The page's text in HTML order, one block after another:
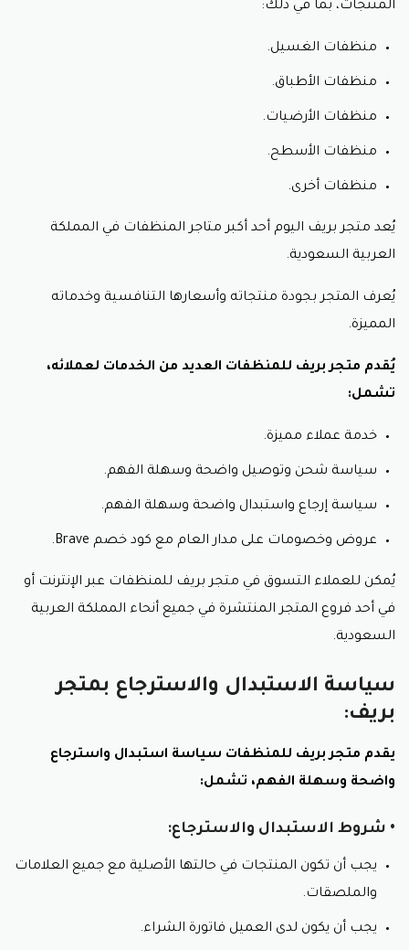
المنتجات، بما في ذلك:
منظفات الغسيل.
منظفات الأطباق.
منظفات الأرضيات.
منظفات الأسطح.
منظفات أخرى.
يُعد متجر بريف اليوم أحد أكبر متاجر المنظفات في المملكة
العربية السعودية.
يُعرف المتجر بجودة منتجاته وأسعارها التنافسية وخدماته
المميزة.
يُقدم متجر بريف للمنظفات العديد من الخدمات لعملائه،
تشمل:
خدمة عملاء مميزة.
سياسة شحن وتوصيل واضحة وسهلة الفهم.
سياسة إرجاع واستبدال واضحة وسهلة الفهم.
عروض وخصومات على مدار العام مع كود خصم Brave.
يُمكن للعملاء التسوق في متجر بريف للمنظفات عبر الإنترنت أو
في أحد فروع المتجر المنتشرة في جميع أنحاء المملكة العربية
السعودية.
سياسة الاستبدال والاسترجاع بمتجر
بريف:
يقدم متجر بريف للمنظفات سياسة استبدال واسترجاع
واضحة وسهلة الفهم، تشمل:
• شروط الاستبدال والاسترجاع:
يجب أن تكون المنتجات في حالتها الأصلية مع جميع العلامات
والملصقات.
يجب أن يكون لدى العميل فاتورة الشراء.